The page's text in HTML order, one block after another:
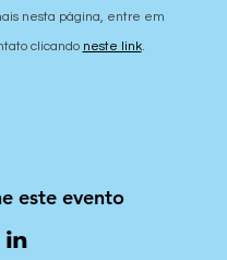
nesta página, entre em
clicando neste link.
este evento